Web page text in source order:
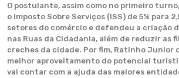
O postulante, assim como no primeiro
o Imposto Sobre Serviços (ISS) de 5% para
setores do comércio e defendeu a criação
nas Ruas da Cidadania, além de reduzir as
creches da cidade. Por fim, Ratinho Junior
melhor aproveitamento do potencial
vai contar com a ajuda das maiores